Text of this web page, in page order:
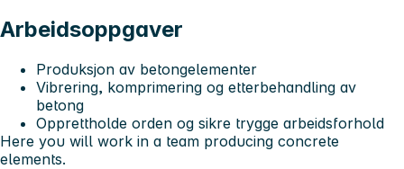
Arbeidsoppgaver
Produksjon av betongelementer
Vibrering, komprimering og etterbehandling av
betong
Opprettholde orden og sikre trygge arbeidsforhold
Here you will work in a team producing concrete
elements.